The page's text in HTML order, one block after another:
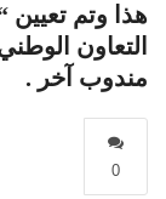
هذا وتم تعيين
التعاون
مندوب آخر .
0